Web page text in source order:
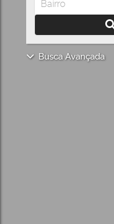
Bairro
Busca Avançada